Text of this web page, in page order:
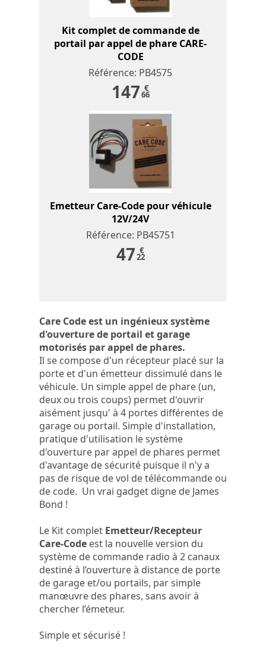
Kit complet de commande de
portail par appel de phare CARE-
CODE
Référence: PB4575
147 €
66
Emetteur Care-Code pour véhicule
12V/24V
Référence: PB45751
47 €
22
Care Code est un ingénieux système
d'ouverture de portail et garage
motorisés par appel de phares.
Il se compose d'un récepteur placé sur la
porte et d'un émetteur dissimulé dans le
véhicule. Un simple appel de phare (un,
deux ou trois coups) permet d'ouvrir
aisément jusqu' à 4 portes différentes de
garage ou portail. Simple d'installation,
pratique d'utilisation le système
d'ouverture par appel de phares permet
d'avantage de sécurité puisque il n'y a
pas de risque de vol de télécommande ou
de code. Un vrai gadget digne de James
Bond !
Le Kit complet Emetteur/Recepteur
Care-Code est la nouvelle version du
système de commande radio à 2 canaux
destiné à l’ouverture à distance de porte
de garage et/ou portails, par simple
manœuvre des phares, sans avoir à
chercher l’émeteur.
Simple et sécurisé !